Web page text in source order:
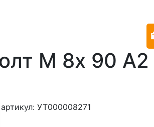
М 8х 90 А2
артикул: УТ000008271